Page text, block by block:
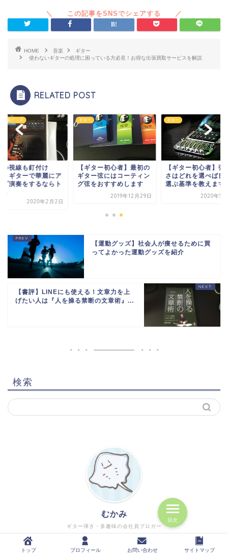
HOME 音楽
ギター
使わないギターの処理に困っている方必見！お得な出張買取サービスを解説
RELATED POST
音楽グッズ
の視線も釘付け
？ギターで華麗にア
ブ演奏をするならト
...
2020年2月2日
ギター
【ギター初心者】最初の
ギター弦にはコーティン
グ弦をおすすめします
2019年12月29日
ギター
【ギター初心者】弦
さはどれを選べば良
選ぶ基準を教えます
2020年5
【運動グッズ】社会人が痩せるために買
ってよかった運動グッズを紹介
【書評】LINEにも使える！文章力を上
げたい人は『人を操る禁断の文章術』...
検索
ギター弾き・多趣味の会社員ブロガー
むかみ
２０２０年よりブログ開始しました！働く社会人ギタリ
ストに向けて有益な情報を発信していきます♪心を豊か
トップ プロフィール お問い合わせ サイトマップ
目次